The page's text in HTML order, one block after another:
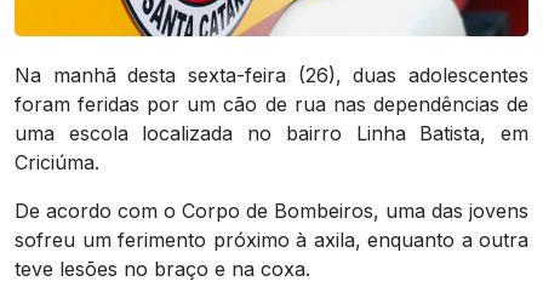
Na manhã desta sexta-feira (26), duas adolescentes
foram feridas por um cão de rua nas dependências de
uma escola localizada no bairro Linha Batista, em
Criciúma.
De acordo com o Corpo de Bombeiros, uma das jovens
sofreu um ferimento próximo à axila, enquanto a outra
teve lesões no braço e na coxa.